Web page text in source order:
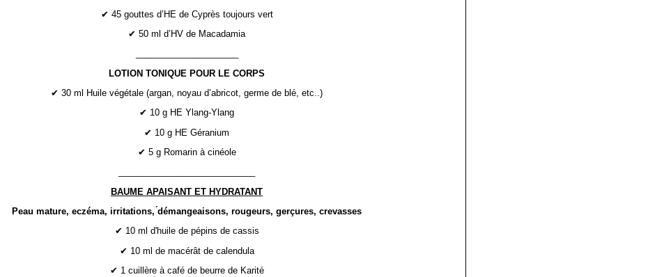
✔ 45 gouttes d’HE de Cyprès toujours vert
✔ 50 ml d’HV de Macadamia
LOTION TONIQUE POUR LE CORPS
✔ 30 ml Huile végétale (argan, noyau d’abricot, germe de blé, etc..)
✔ 10 g HE Ylang-Ylang
✔ 10 g HE Géranium
✔ 5 g Romarin à cinéole
BAUME APAISANT ET HYDRATANT
Peau mature, eczéma, irritations, ́démangeaisons, rougeurs, gerçures, crevasses
✔ 10 ml d'huile de pépins de cassis
✔ 10 ml de macérât de calendula
✔ 1 cuillère à café de beurre de Karité